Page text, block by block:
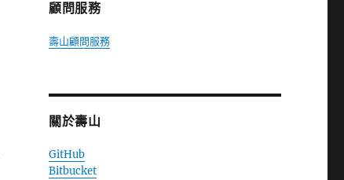
顧問服務
壽山顧問服務
關於壽山
GitHub
Bitbucket